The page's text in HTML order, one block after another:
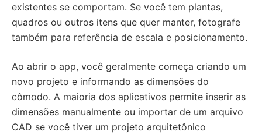
existentes se comportam. Se você tem plantas,
quadros ou outros itens que quer manter, fotografe
também para referência de escala e posicionamento.
Ao abrir o app, você geralmente começa criando um
novo projeto e informando as dimensões do
cômodo. A maioria dos aplicativos permite inserir as
dimensões manualmente ou importar de um arquivo
CAD se você tiver um projeto arquitetônico